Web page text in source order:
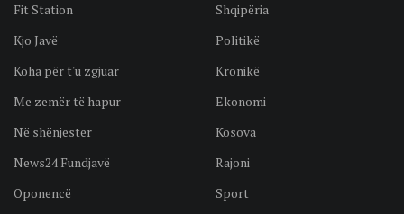
Fit Station
Kjo Javë
Koha për t'u zgjuar
Me zemër të hapur
Në shënjester
News24 Fundjavë
Oponencë
Shqipëria
Politikë
Kronikë
Ekonomi
Kosova
Rajoni
Sport